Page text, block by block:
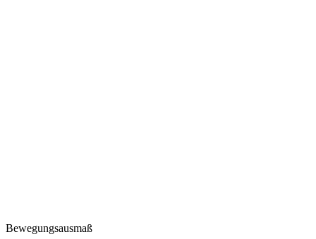
Bewegungsausmaß